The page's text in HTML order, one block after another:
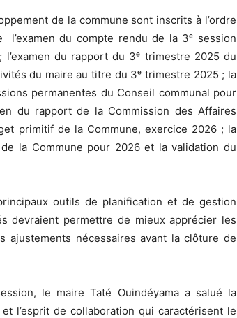
de la commune sont inscrits à l’ordre
du compte rendu de la 3ᵉ session
du rapport du 3ᵉ trimestre 2025 du
du maire au titre du 3ᵉ trimestre 2025 ; la
permanentes du Conseil communal pour
du rapport de la Commission des Affaires
primitif de la Commune, exercice 2026 ; la
la Commune pour 2026 et la validation du
outils de planification et de gestion
devraient permettre de mieux apprécier les
ajustements nécessaires avant la clôture de
le maire Taté Ouindéyama a salué la
l’esprit de collaboration qui caractérisent le